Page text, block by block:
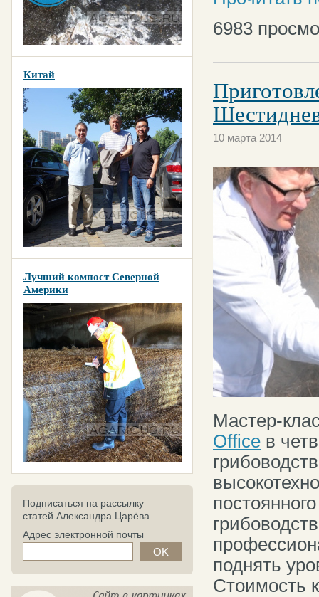
Китай
Лучший компост Северной
Америки
Подписаться на рассылку
статей Александра Царёва
Адрес электронной почты
6983
10 марта 2014
Мастер-
Office в
поднять
Стоимость